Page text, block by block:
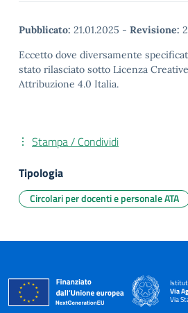
Pubblicato: 21.01.2025 - Revisione:
Eccetto dove diversamente
stato rilasciato sotto Licenza
Attribuzione 4.0 Italia.
Stampa / Condividi
Tipologia
Circolari per docenti e personale ATA
Via
Via
—